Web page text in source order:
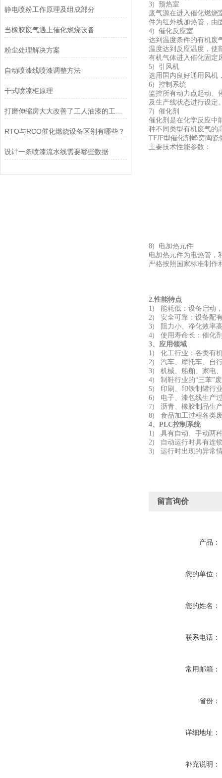
静电喷粉工作原理及组成部分
当橡胶废气遇上催化燃烧设备
粉尘处理解决方案
自动喷漆线喷漆调整方法
干式喷漆柜原理
RTO与RCO催化燃烧设备区别有哪些？
设计一条喷漆流水线需要哪些数据
3) 预热室
废气源在进入催化燃烧
件为红外线加热管，由
4) 催化反应室
达到温度条件的有机废
温度达到反应温度，使
有机气体进入催化固定
5) 引风机
选用国内良好通用风机
6) 控制系统
监控所有动力点起动、
及生产线状态进行设定
7) 催化剂
催化剂是在化学反应中
种不同类型有机废气的
TFJF型催化剂蜂窝陶
主要技术性能参数：
8) 电加热元件
电加热元件为电热管，
严格按照国家标准制作
2.性能特点
1) 能耗低：设备启动
2) 安全可靠：设备配
3) 阻力小、净化效率
4) 使用寿命长：催化
3、应用领域
1) 化工行业：各类有
2) 汽车、摩托车、自
3) 机械、船舶、家电
4) 制鞋行业的“三苯”
5) 印刷、印铁制罐行
6) 电子、漆包线生产
7) 沥青、橡胶制品生
8) 食品加工过程各类
4、PLC控制系统
1) 具有自动、手动两
2) 自动运行时具有连
3) 运行时出现的异常
留言询价
产品：
您的单位：
您的姓名：
联系电话：
常用邮箱：
省份：
详细地址：
补充说明：